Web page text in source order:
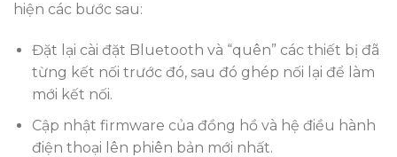
hiện các bước sau:
Đặt lại cài đặt Bluetooth và “quên” các thiết bị đã
từng kết nối trước đó, sau đó ghép nối lại để làm
mới kết nối.
Cập nhật firmware của đồng hồ và hệ điều hành
điện thoại lên phiên bản mới nhất.